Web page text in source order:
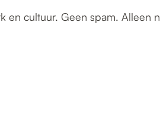
en cultuur. Geen spam. Alleen